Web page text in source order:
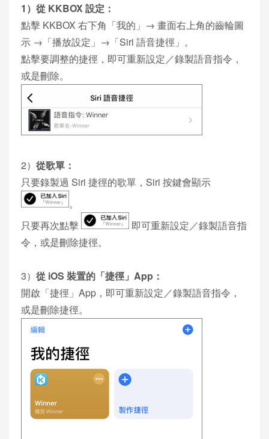
1）從 KKBOX 設定：
點擊 KKBOX 右下角「我的」→ 畫面右上角的齒輪圖
示 →「播放設定」→「Siri 語音捷徑」。
點擊要調整的捷徑，即可重新設定／錄製語音指令，
或是刪除。
2） 從歌單：
只要錄製過 Siri 捷徑的歌單，Siri 按鍵會顯示
。
只要再次點擊
即可重新設定／錄製語音指
令，或是刪除捷徑。
3） 從 iOS 裝置的「捷徑」App：
開啟「捷徑」App，即可重新設定／錄製語音指令，
或是刪除捷徑。